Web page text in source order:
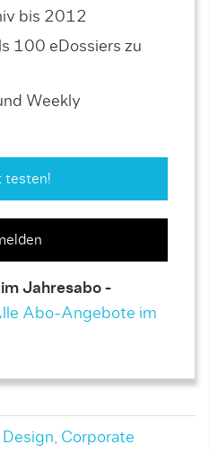
bis 2012
100 eDossiers zu
Weekly
testen!
Jahresabo -
Abo-Angebote im
, Corporate